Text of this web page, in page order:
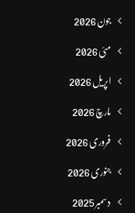
جون 2026
مئی 2026
اپریل 2026
مارچ 2026
فروری 2026
جنوری 2026
دسمبر 2025